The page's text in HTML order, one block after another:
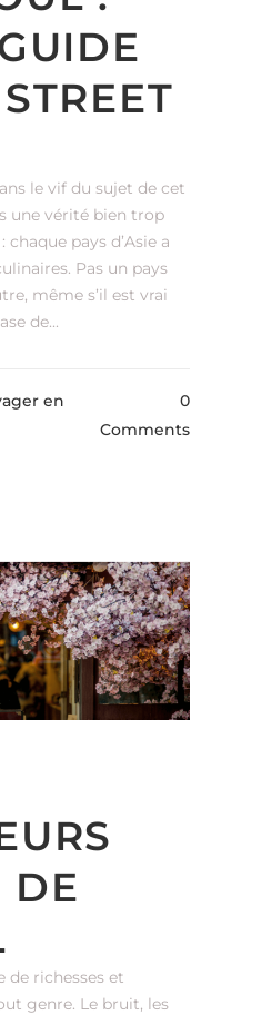
le vif du sujet de cet
une vérité bien trop
pays d’Asie a
Pas un pays
même s’il est vrai
de...
en
0
Comments
DE
de richesses et
genre. Le bruit, les